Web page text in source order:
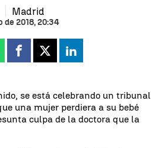
Madrid
de 2018, 20:34
Facebook
X Linkedin
se está celebrando un tribunal
una mujer perdiera a su bebé
culpa de la doctora que la